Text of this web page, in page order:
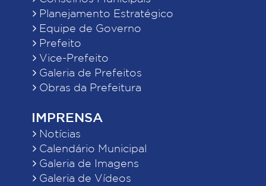
Planejamento Estratégico
Equipe de Governo
Prefeito
Vice-Prefeito
Galeria de Prefeitos
Obras da Prefeitura
IMPRENSA
Notícias
Calendário Municipal
Galeria de Imagens
Galeria de Vídeos